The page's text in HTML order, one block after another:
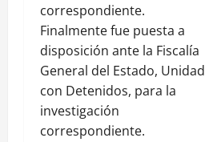
correspondiente.
Finalmente fue puesta a
disposición ante la Fiscalía
General del Estado, Unidad
con Detenidos, para la
investigación
correspondiente.